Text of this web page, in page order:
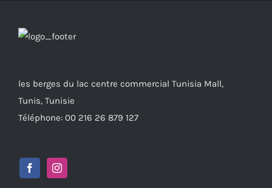
les berges du lac centre commercial Tunisia Mall,
Tunis, Tunisie
Téléphone: 00 216 26 879 127